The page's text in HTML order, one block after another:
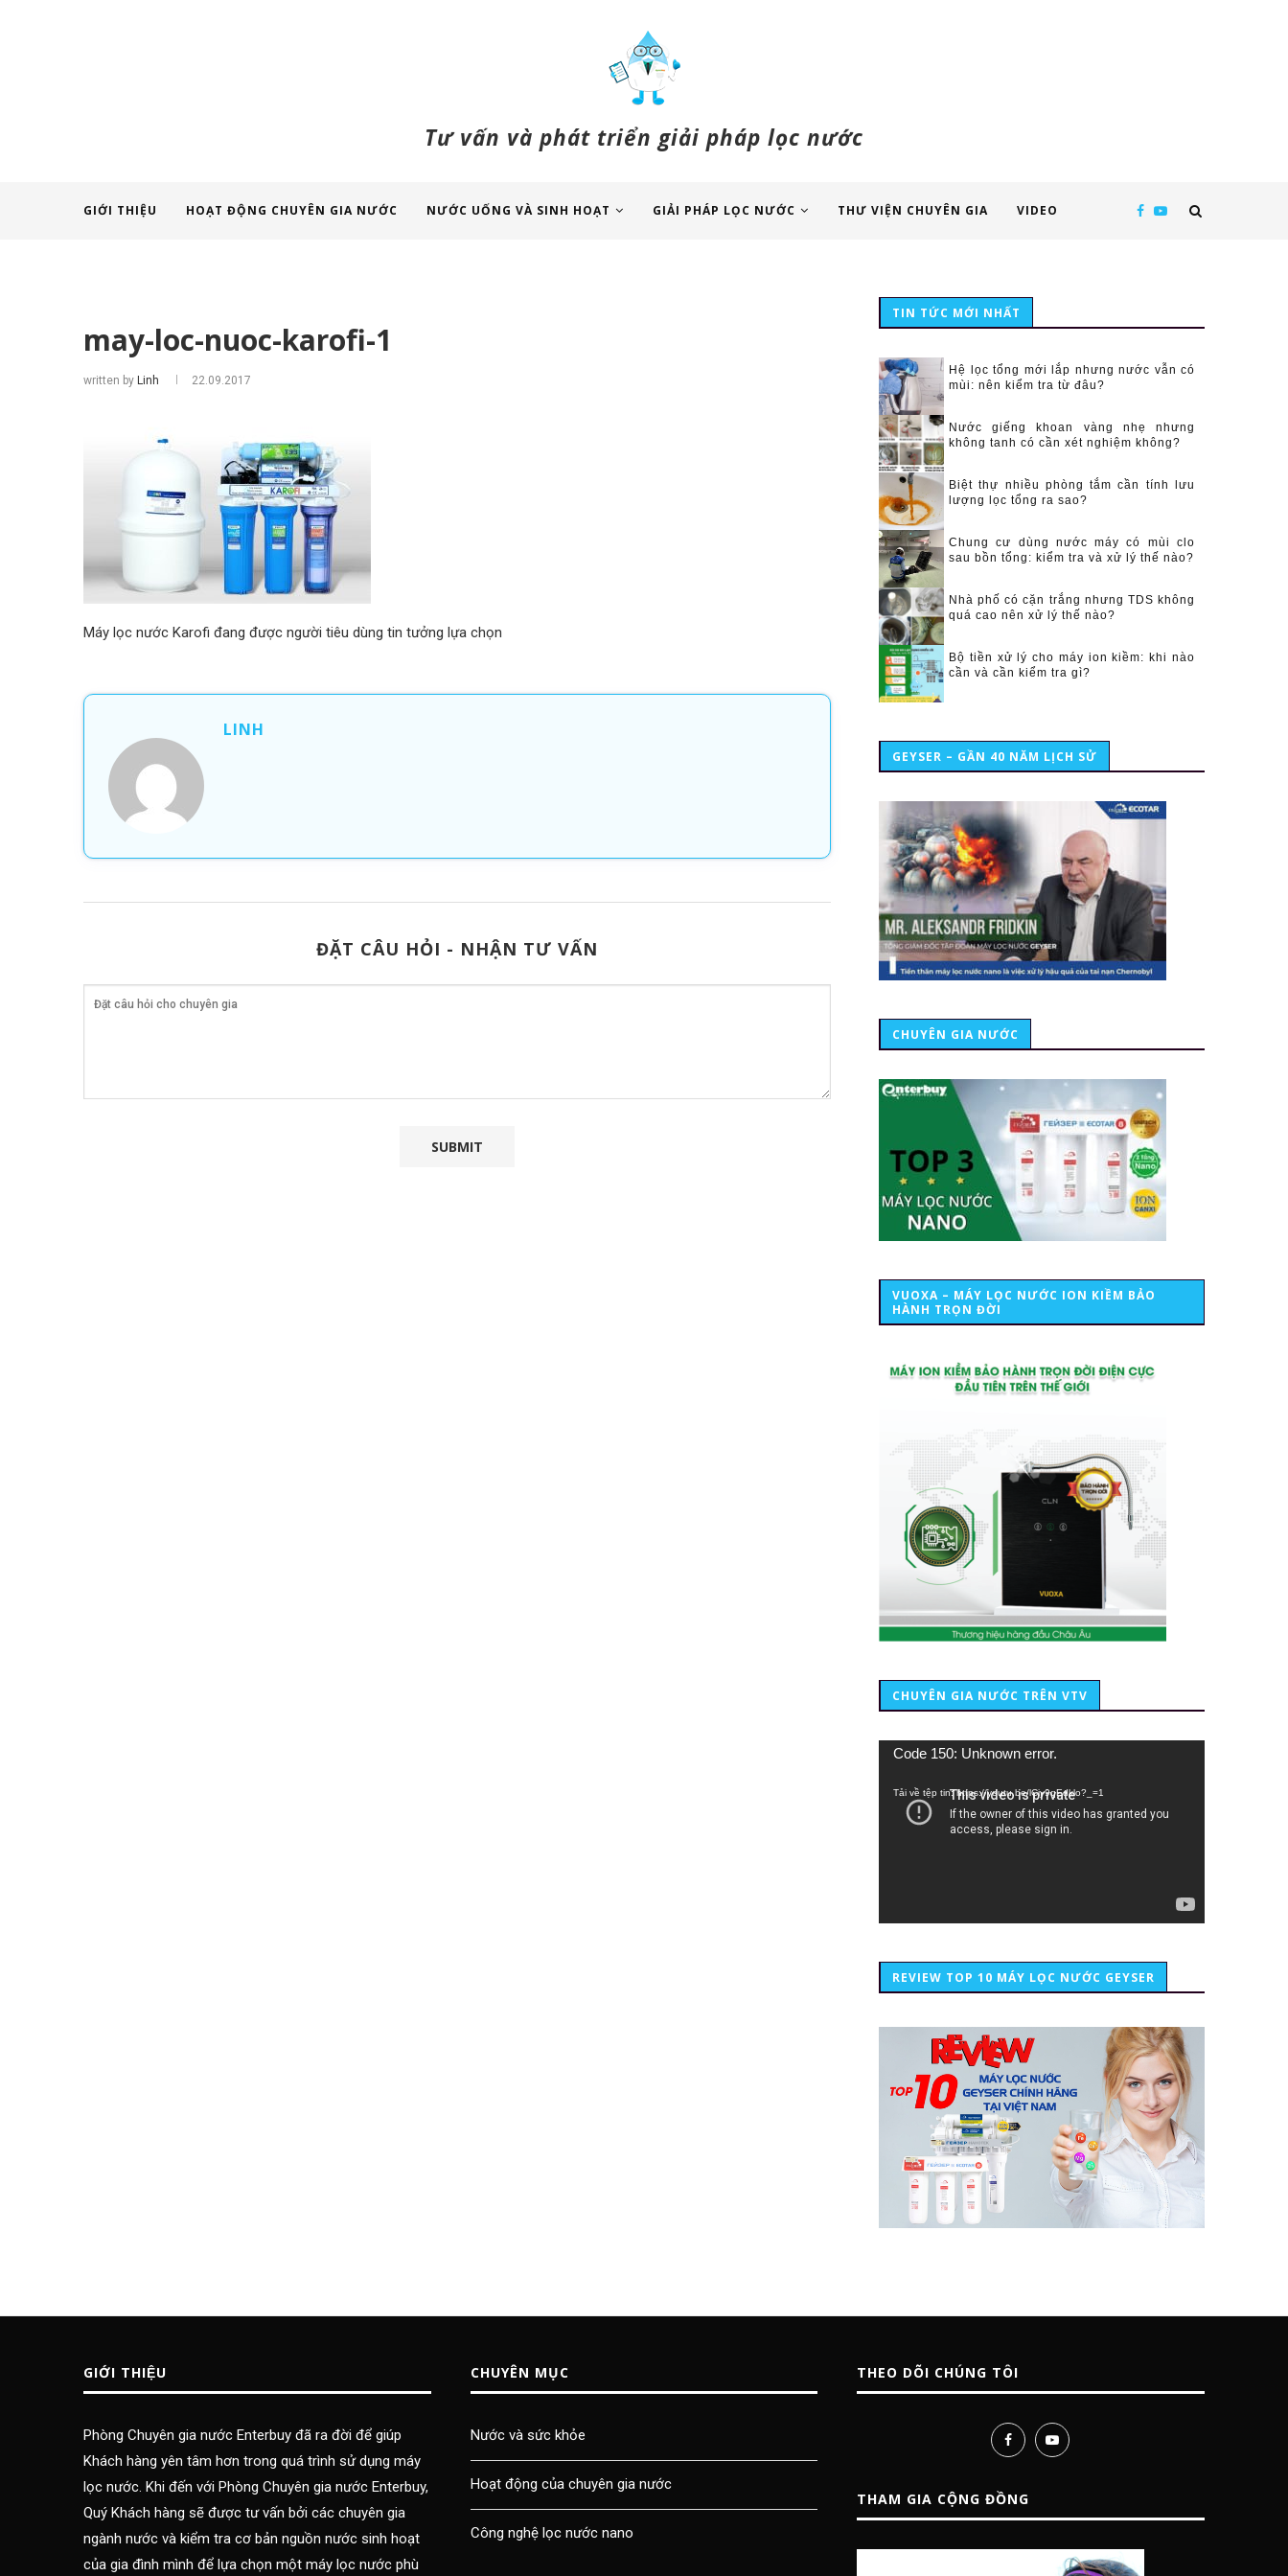
Tư vấn và phát triển giải pháp lọc nước
GIỚI THIỆU HOẠT ĐỘNG CHUYÊN GIA NƯỚC NƯỚC UỐNG VÀ SINH HOẠT GIẢI PHÁP LỌC NƯỚC THƯ VIỆN CHUYÊN GIA VIDEO
may-loc-nuoc-karofi-1
written by Linh 22.09.2017
Máy lọc nước Karofi đang được người tiêu dùng tin tưởng lựa chọn
LINH
ĐẶT CÂU HỎI - NHẬN TƯ VẤN
TIN TỨC MỚI NHẤT
Hệ lọc tổng mới lắp nhưng nước vẫn có
mùi: nên kiểm tra từ đâu?
Nước giếng khoan vàng nhẹ nhưng
không tanh có cần xét nghiệm không?
Biệt thự nhiều phòng tắm cần tính lưu
lượng lọc tổng ra sao?
Chung cư dùng nước máy có mùi clo
sau bồn tổng: kiểm tra và xử lý thế nào?
Nhà phố có cặn trắng nhưng TDS không
quá cao nên xử lý thế nào?
Bộ tiền xử lý cho máy ion kiềm: khi nào
cần và cần kiểm tra gì?
GEYSER – GẦN 40 NĂM LỊCH SỬ
CHUYÊN GIA NƯỚC
VUOXA – MÁY LỌC NƯỚC ION KIỀM BẢO
HÀNH TRỌN ĐỜI
CHUYÊN GIA NƯỚC TRÊN VTV
Trình
Code 150: Unknown error.
Tải về tệp tin: https://youtu.be/lCiy9qEdklo?_=1
REVIEW TOP 10 MÁY LỌC NƯỚC GEYSER
GIỚI THIỆU
Phòng Chuyên gia nước Enterbuy đã ra đời để giúp
Khách hàng yên tâm hơn trong quá trình sử dụng máy
lọc nước. Khi đến với Phòng Chuyên gia nước Enterbuy,
Quý Khách hàng sẽ được tư vấn bởi các chuyên gia
ngành nước và kiểm tra cơ bản nguồn nước sinh hoạt
của gia đình mình để lựa chọn một máy lọc nước phù
CHUYÊN MỤC
Nước và sức khỏe
Hoạt động của chuyên gia nước
Công nghệ lọc nước nano
THEO DÕI CHÚNG TÔI
THAM GIA CỘNG ĐỒNG